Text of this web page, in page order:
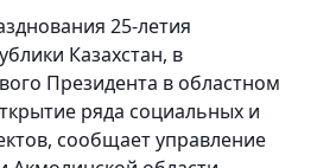
25-летия
Казахстан, в
Президента в областном
ряда социальных и
сообщает управление